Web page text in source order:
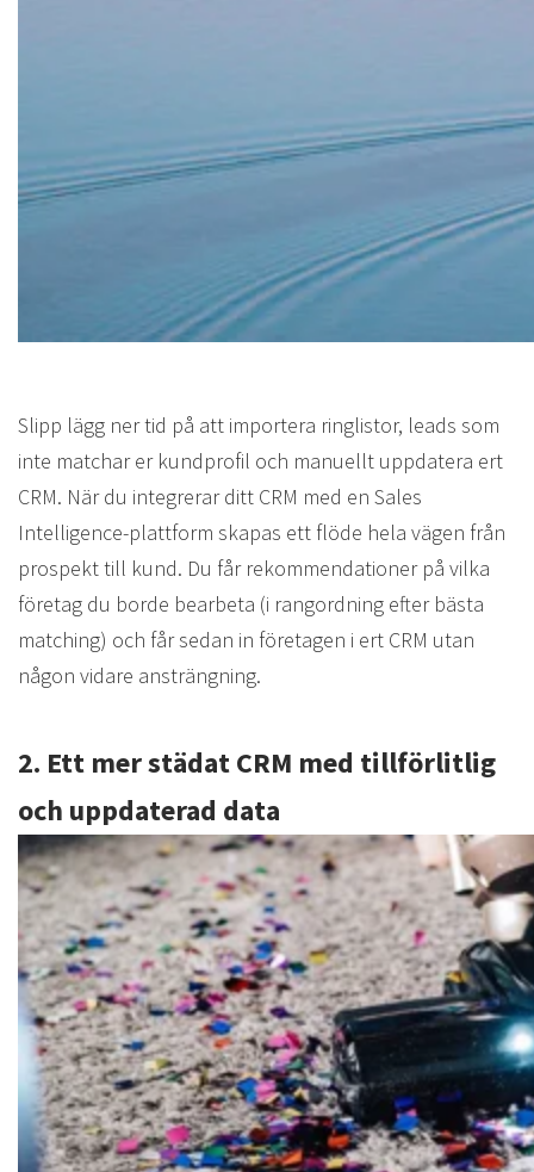
Slipp lägg ner tid på att importera ringlistor, leads som
inte matchar er kundprofil och manuellt uppdatera ert
CRM. När du integrerar ditt CRM med en Sales
Intelligence-plattform skapas ett flöde hela vägen från
prospekt till kund. Du får rekommendationer på vilka
företag du borde bearbeta (i rangordning efter bästa
matching) och får sedan in företagen i ert CRM utan
någon vidare ansträngning.
2. Ett mer städat CRM med tillförlitlig
och uppdaterad data